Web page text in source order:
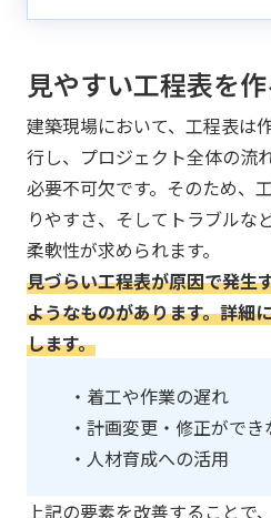
見やすい工程表を
建築現場において、工程表は
行し、プロジェクト全体の流
必要不可欠です。そのため、
りやすさ、そしてトラブルな
柔軟性が求められます。
見づらい工程表が原因で発生
ようなものがあります。詳細
します。
・着工や作業の遅れ
・計画変更・修正ができ
・人材育成への活用
上記の要素を改善することで